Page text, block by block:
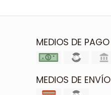
MEDIOS DE PAGO
MEDIOS DE ENVÍO